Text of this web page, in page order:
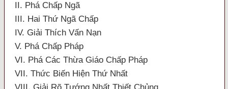
II. Phá Chấp Ngã
III. Hai Thứ Ngã Chấp
IV. Giải Thích Vấn Nạn
V. Phá Chấp Pháp
VI. Phá Các Thừa Giáo Chấp Pháp
VII. Thức Biến Hiện Thứ Nhất